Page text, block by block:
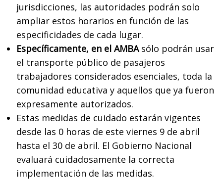
jurisdicciones, las autoridades podrán solo
ampliar estos horarios en función de las
especificidades de cada lugar.
Específicamente, en el AMBAsólo podrán usar
el transporte público de pasajeros
trabajadores considerados esenciales, toda la
comunidad educativa y aquellos que ya fueron
expresamente autorizados.
Estas medidas de cuidado estarán vigentes
desde las 0 horas de este viernes 9 de abril
hasta el 30 de abril. El Gobierno Nacional
evaluará cuidadosamente la correcta
implementación de las medidas.